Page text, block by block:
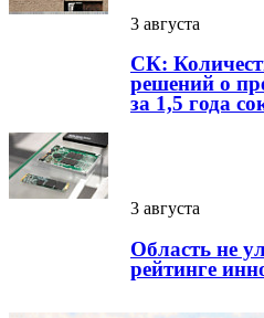
3 августа
СК:
решений о
за 1,5 года
3 августа
Область не
рейтинге